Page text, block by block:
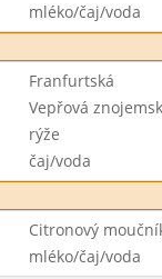
mléko/čaj/voda
Franfurtská
Vepřová
rýže
čaj/voda
Citronový
mléko/čaj/voda